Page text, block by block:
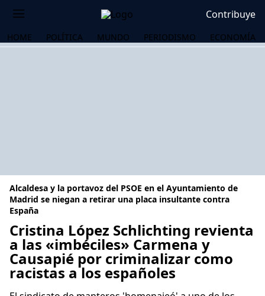
Contribuye
HOME POLÍTICA MUNDO PERIODISMO ECONOMÍA
Alcaldesa y la portavoz del PSOE en el Ayuntamiento de
Madrid se niegan a retirar una placa insultante contra
España
Cristina López Schlichting revienta
a las «imbéciles» Carmena y
Causapié por criminalizar como
racistas a los españoles